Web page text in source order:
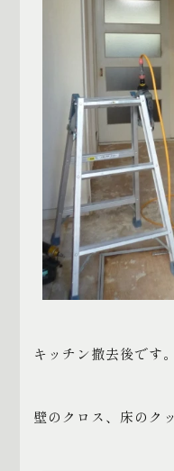
キッチン撤去後です。
壁のクロス、床のク